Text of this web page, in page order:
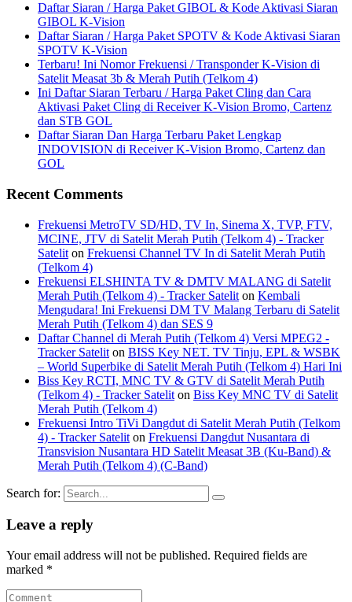
Daftar Siaran / Harga Paket GIBOL & Kode Aktivasi Siaran
GIBOL K-Vision
Daftar Siaran / Harga Paket SPOTV & Kode Aktivasi Siaran
SPOTV K-Vision
Terbaru! Ini Nomor Frekuensi / Transponder K-Vision di
Satelit Measat 3b & Merah Putih (Telkom 4)
Ini Daftar Siaran Terbaru / Harga Paket Cling dan Cara
Aktivasi Paket Cling di Receiver K-Vision Bromo, Cartenz
dan STB GOL
Daftar Siaran Dan Harga Terbaru Paket Lengkap
INDOVISION di Receiver K-Vision Bromo, Cartenz dan
GOL
Recent Comments
Frekuensi MetroTV SD/HD, TV In, Sinema X, TVP, FTV,
MCINE, JTV di Satelit Merah Putih (Telkom 4) - Tracker
Satelit on Frekuensi Channel TV In di Satelit Merah Putih
(Telkom 4)
Frekuensi ELSHINTA TV & DMTV MALANG di Satelit
Merah Putih (Telkom 4) - Tracker Satelit on Kembali
Mengudara! Ini Frekuensi DM TV Malang Terbaru di Satelit
Merah Putih (Telkom 4) dan SES 9
Daftar Channel di Merah Putih (Telkom 4) Versi MPEG2 -
Tracker Satelit on BISS Key NET. TV Tinju, EPL & WSBK
– World Superbike di Satelit Merah Putih (Telkom 4) Hari Ini
Biss Key RCTI, MNC TV & GTV di Satelit Merah Putih
(Telkom 4) - Tracker Satelit on Biss Key MNC TV di Satelit
Merah Putih (Telkom 4)
Frekuensi Intro TiVi Dangdut di Satelit Merah Putih (Telkom
4) - Tracker Satelit on Frekuensi Dangdut Nusantara di
Transvision Nusantara HD Satelit Measat 3B (Ku-Band) &
Merah Putih (Telkom 4) (C-Band)
Search for:
Leave a reply
Your email address will not be published. Required fields are
marked *